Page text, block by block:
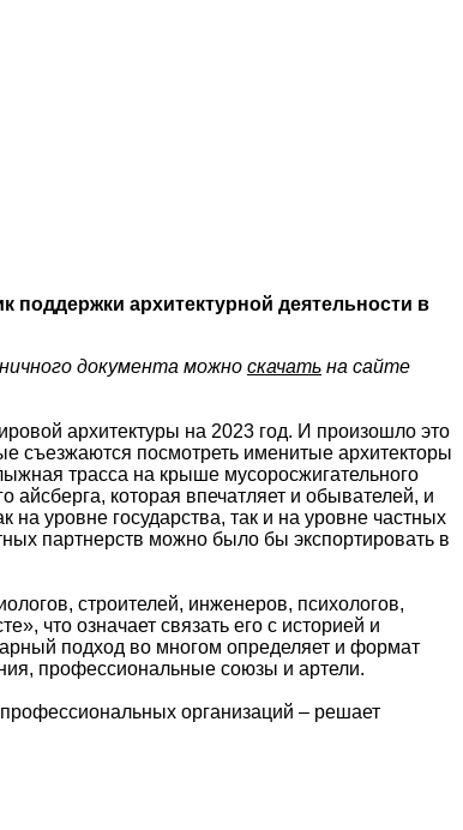
поддержки архитектурной деятельности в
документа можно скачать на сайте
архитектуры на 2023 год. И произошло это
съезжаются посмотреть именитые архитекторы
трасса на крыше мусоросжигательного
которая впечатляет и обывателей, и
уровне государства, так и на уровне частных
партнерств можно было бы экспортировать в
строителей, инженеров, психологов,
что означает связать его с историей и
подход во многом определяет и формат
профессиональные союзы и артели.
организаций – решает